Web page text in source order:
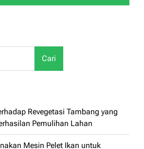
Cari
Revegetasi Tambang yang
Pemulihan Lahan
Mesin Pelet Ikan untuk